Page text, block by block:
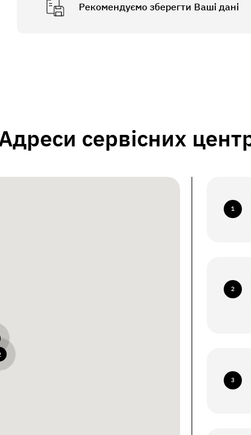
Рекомендуємо зберегти Ваші дані
сервісних
1
2
3